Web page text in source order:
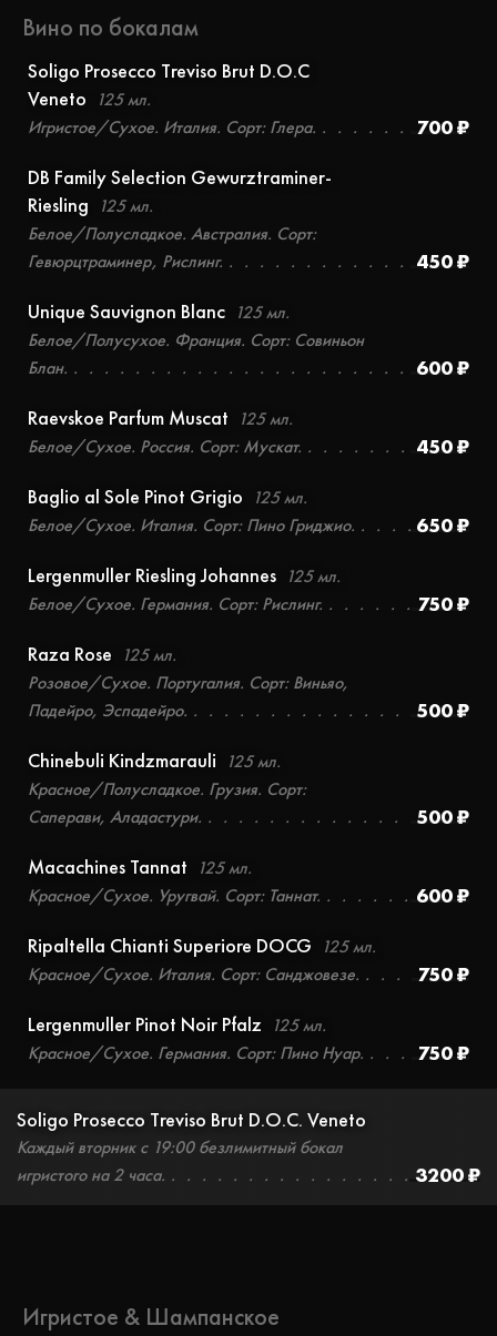
Вино по бокалам
Soligo Prosecco Treviso Brut D.O.C
Veneto
125 мл.
Игристое/Сухое. Италия. Сорт: Глера.
700 ₽
DB Family Selection Gewurztraminer-
Riesling
125 мл.
Белое/Полусладкое. Австралия. Сорт:
Гевюрцтраминер, Рислинг.
450 ₽
Unique Sauvignon Blanc 125 мл.
Белое/Полусухое. Франция. Сорт: Совиньон
Блан.
600 ₽
Raevskoe Parfum Muscat
125 мл.
Белое/Сухое. Россия. Сорт: Мускат.
450 ₽
Baglio al Sole Pinot Grigio
125 мл.
Белое/Сухое. Италия. Сорт: Пино Гриджио.
650 ₽
Lergenmuller Riesling Johannes 125 мл.
Белое/Сухое. Германия. Сорт: Рислинг.
750 ₽
Raza Rose
125 мл.
Розовое/Сухое. Португалия. Сорт: Виньяо,
Падейро, Эспадейро.
500 ₽
Chinebuli Kindzmarauli
125 мл.
Красное/Полусладкое. Грузия. Сорт:
Саперави, Аладастури.
500 ₽
Macachines Tannat
125 мл.
Красное/Сухое. Уругвай. Сорт: Таннат.
600 ₽
Ripaltella Chianti Superiore DOCG
125 мл.
Красное/Сухое. Италия. Сорт: Санджовезе.
750 ₽
Lergenmuller Pinot Noir Pfalz
125 мл.
Красное/Сухое. Германия. Сорт: Пино Нуар.
750 ₽
Soligo Prosecco Treviso Brut D.O.C. Veneto
Каждый вторник с 19:00 безлимитный бокал
игристого на 2 часа.
3200 ₽
Игристое & Шампанское